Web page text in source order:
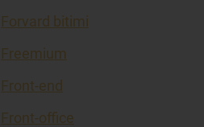
Forvard bitimi
Freemium
Front-end
Front-office